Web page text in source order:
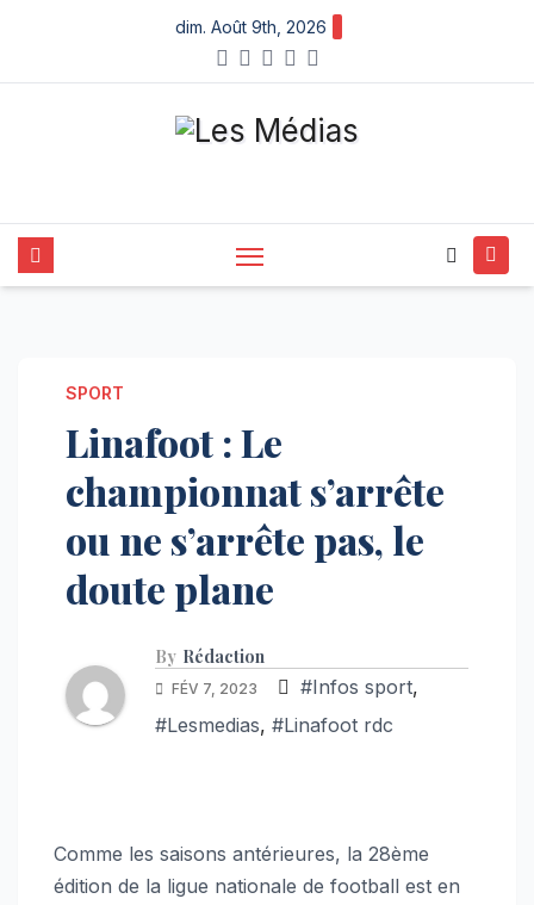
content
dim. Août 9th, 2026
SPORT
Linafoot : Le
championnat s’arrête
ou ne s’arrête pas, le
doute plane
By Rédaction
FÉV 7, 2023 #Infos sport,
#Lesmedias, #Linafoot rdc
Comme les saisons antérieures, la 28ème
édition de la ligue nationale de football est en